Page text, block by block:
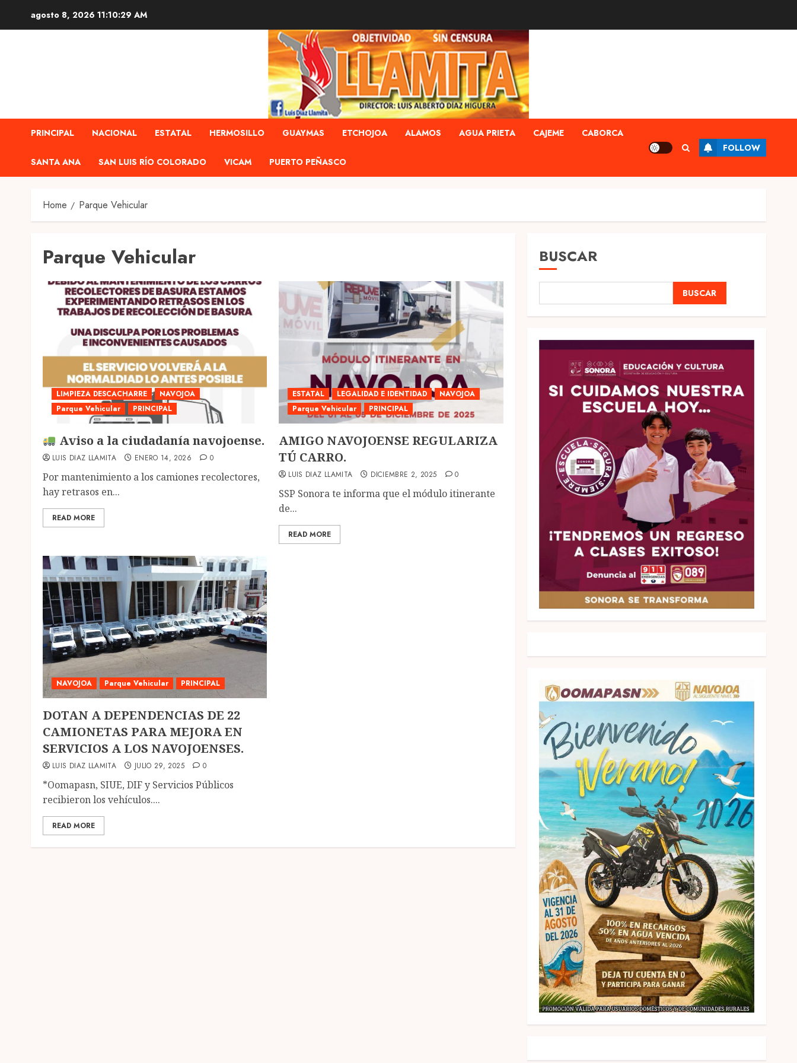
agosto 8, 2026 11:10:30 AM
PRINCIPAL NACIONAL ESTATAL HERMOSILLO GUAYMAS ETCHOJOA ALAMOS AGUA PRIETA CAJEME CABORCA
SANTA ANA SAN LUIS RÍO COLORADO VICAM PUERTO PEÑASCO
FOLLOW
Home Parque Vehicular
Parque Vehicular
LIMPIEZA DESCACHARRE
NAVOJOA
Parque Vehicular
PRINCIPAL
Aviso a la ciudadanía navojoense.
LUIS DIAZ LLAMITA ENERO 14, 2026 0
Por mantenimiento a los camiones recolectores,
hay retrasos en...
READ MORE
ESTATAL LEGALIDAD E IDENTIDAD
NAVOJOA
Parque Vehicular
PRINCIPAL
AMIGO NAVOJOENSE REGULARIZA
TÚ CARRO.
LUIS DIAZ LLAMITA DICIEMBRE 2, 2025 0
SSP Sonora te informa que el módulo itinerante
de...
READ MORE
NAVOJOA Parque Vehicular PRINCIPAL
DOTAN A DEPENDENCIAS DE 22
CAMIONETAS PARA MEJORA EN
SERVICIOS A LOS NAVOJOENSES.
LUIS DIAZ LLAMITA JULIO 29, 2025 0
*Oomapasn, SIUE, DIF y Servicios Públicos
recibieron los vehículos....
READ MORE
BUSCAR
BUSCAR